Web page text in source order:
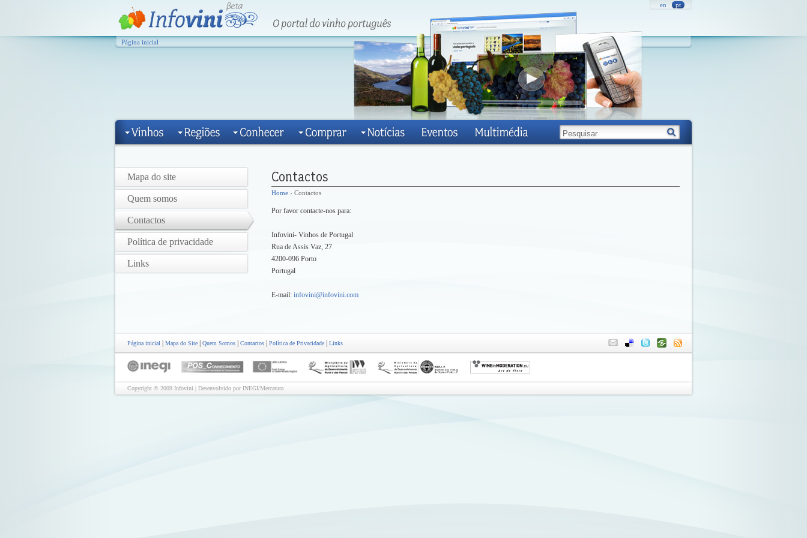
en pt
Página inicial
Mapa do site
Quem somos
Contactos
Política de privacidade
Links
Home › Contactos
Por favor contacte-nos para:
Infovini- Vinhos de Portugal
Rua de Assis Vaz, 27
4200-096 Porto
Portugal
E-mail: infovini@infovini.com
Página inicial Mapa do Site Quem Somos Contactos Política de Privacidade Links
Copyright © 2009 Infovini | Desenvolvido por INEGI/Mercatura